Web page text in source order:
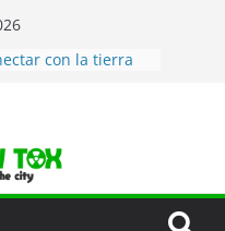
con la tierra
natural
en tu hogar